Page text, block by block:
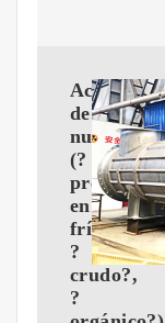
Aceite
de
nuez
(?
prensado
en
frío?,
?
crudo?,
?